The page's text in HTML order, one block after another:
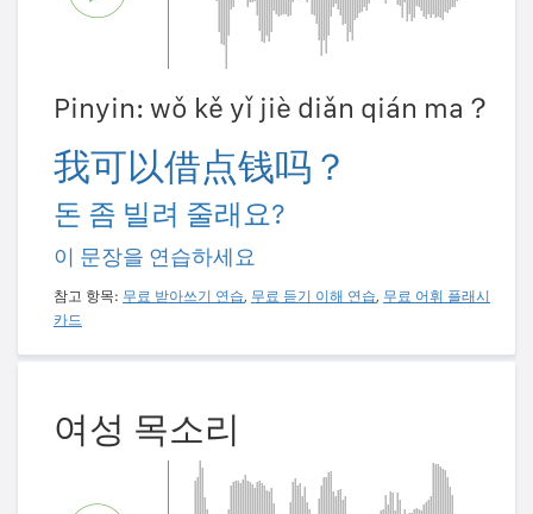
Pinyin: wǒ kě yǐ jiè diǎn qián ma？
我可以借点钱吗？
돈 좀 빌려 줄래요?
이 문장을 연습하세요
참고 항목: 무료 받아쓰기 연습, 무료 듣기 이해 연습, 무료 어휘 플래시
카드
여성 목소리